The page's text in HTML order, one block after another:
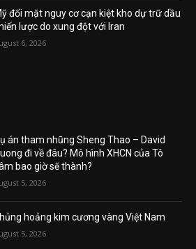
đối mặt nguy cơ cạn kiệt kho dự trữ dầu
lược do xung đột với Iran
6, 2026
án tham nhũng Sheng Thao – David
đi về đâu? Mô hình XHCN của Tô
bao giờ sẽ thành?
5, 2026
hoảng kim cương vàng Việt Nam
5, 2026